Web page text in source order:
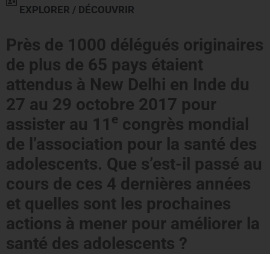
EXPLORER / DÉCOUVRIR
Près de 1000 délégués originaires
de plus de 65 pays étaient
attendus à New Delhi en Inde du
27 au 29 octobre 2017 pour
assister au 11 e congrès mondial
de l’association pour la santé des
adolescents. Que s’est-il passé au
cours de ces 4 dernières années
et quelles sont les prochaines
actions à mener pour améliorer la
santé des adolescents ?